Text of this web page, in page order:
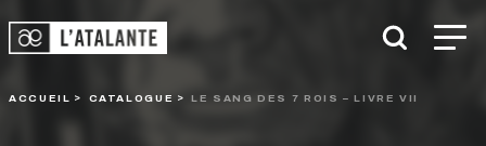
ACCUEIL CATALOGUE LE SANG DES 7 ROIS – LIVRE VII